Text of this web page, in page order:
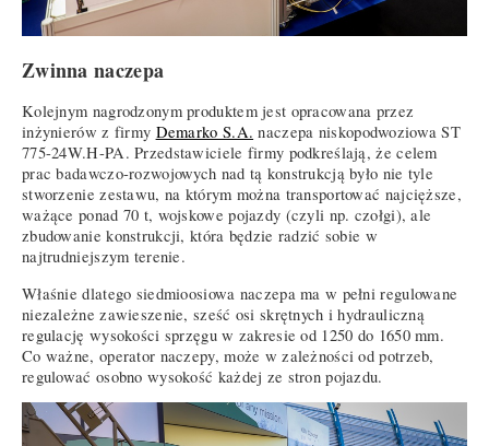
Zwinna naczepa
Kolejnym nagrodzonym produktem jest opracowana przez
inżynierów z firmy Demarko S.A. naczepa niskopodwoziowa ST
775-24W.H-PA. Przedstawiciele firmy podkreślają, że celem
prac badawczo-rozwojowych nad tą konstrukcją było nie tyle
stworzenie zestawu, na którym można transportować najcięższe,
ważące ponad 70 t, wojskowe pojazdy (czyli np. czołgi), ale
zbudowanie konstrukcji, która będzie radzić sobie w
najtrudniejszym terenie.
Właśnie dlatego siedmioosiowa naczepa ma w pełni regulowane
niezależne zawieszenie, sześć osi skrętnych i hydrauliczną
regulację wysokości sprzęgu w zakresie od 1250 do 1650 mm.
Co ważne, operator naczepy, może w zależności od potrzeb,
regulować osobno wysokość każdej ze stron pojazdu.